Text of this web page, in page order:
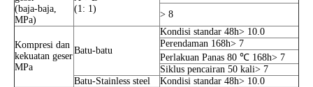
(baja-baja,
MPa)
(1: 1)
> 8
Kompresi dan
kekuatan geser
MPa
Batu-batu
Kondisi standar 48h> 10.0
Perendaman 168h> 7
Perlakuan Panas 80 ℃ 168h> 7
Siklus pencairan 50 kali> 7
Batu-Stainless steel
Kondisi standar 48h> 10.0